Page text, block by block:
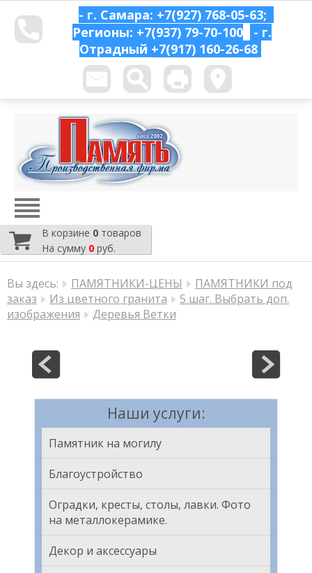
- г. Самара: +7(927) 768-05-63;
Регионы: +7(937) 79-70-100
- г.
Отрадный +7(917) 160-26-68
В корзине 0 товаров
На сумму 0 руб.
Вы здесь: ПАМЯТНИКИ-ЦЕНЫ
ПАМЯТНИКИ под
заказ
Из цветного гранита
5 шаг. Выбрать доп.
изображения
Деревья Ветки
Наши услуги:
Памятник на могилу
Благоустройство
Оградки, кресты, столы, лавки. Фото
на металлокерамике.
Декор и аксессуары